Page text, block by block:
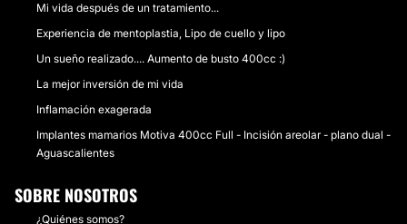
Mi vida después de un tratamiento...
Experiencia de mentoplastia, Lipo de cuello y lipo
Un sueño realizado.... Aumento de busto 400cc :)
La mejor inversión de mi vida
Inflamación exagerada
Implantes mamarios Motiva 400cc Full - Incisión areolar - plano dual -
Aguascalientes
SOBRE NOSOTROS
¿Quiénes somos?